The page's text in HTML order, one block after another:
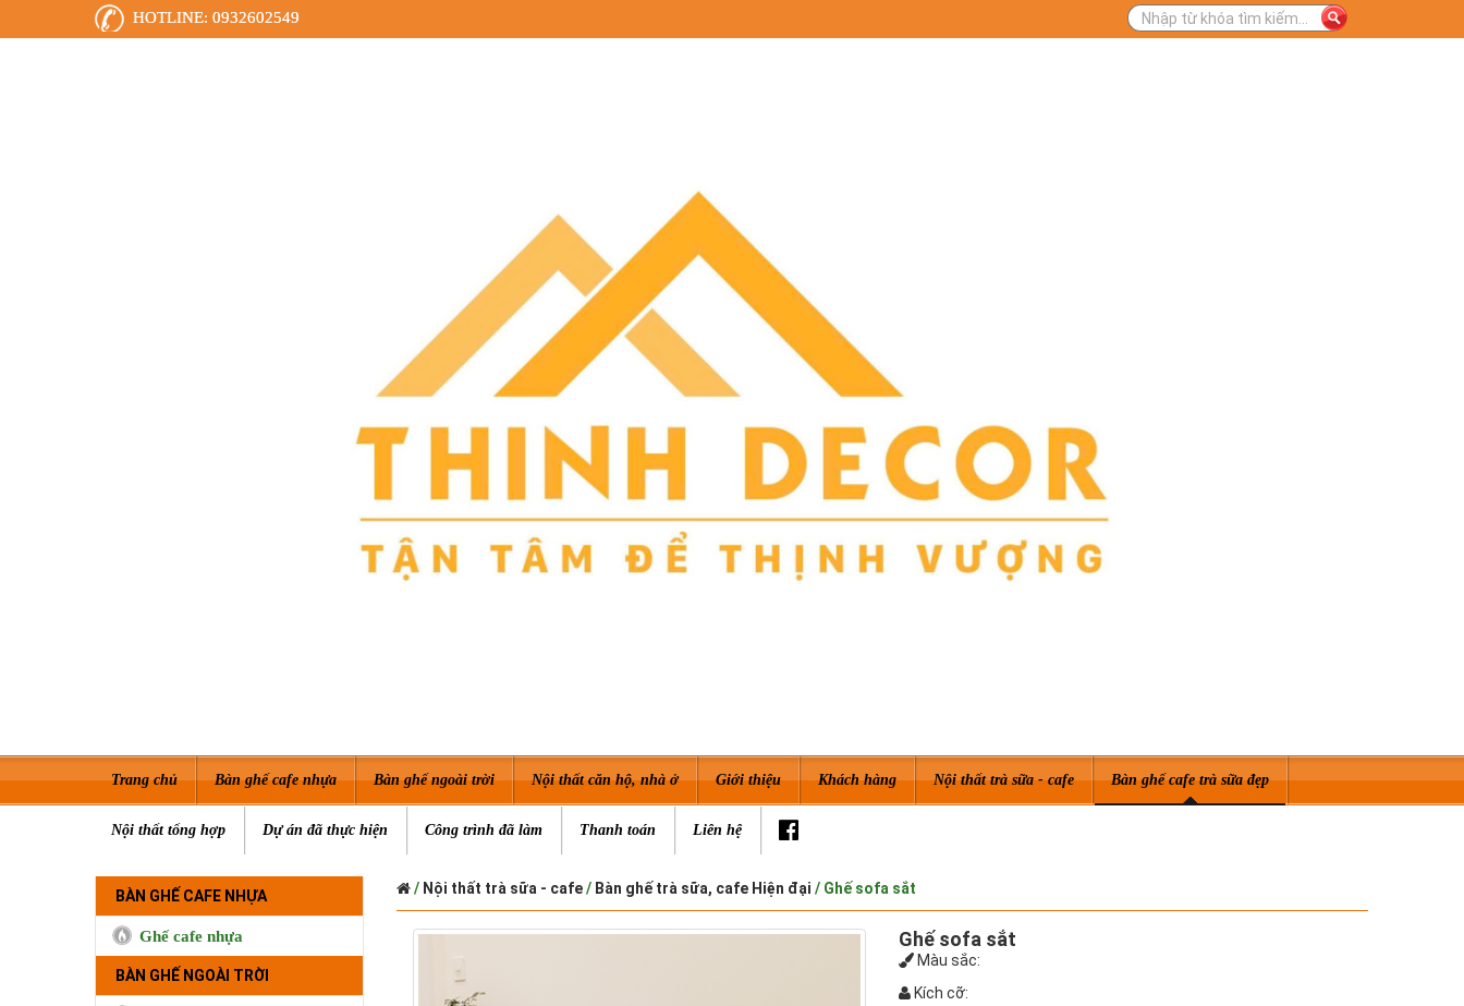
HOTLINE: 0932602549 THỊNH DECOR - TẬN TÂM ĐỂ THỊNH VƯỢNG
Trang chủ Bàn ghế cafe nhựa Bàn ghế ngoài trời Nội thất căn hộ, nhà ở Giới thiệu Khách hàng Nội thất trà sữa - cafe Bàn ghế cafe trà sữa đẹp
Nội thất tổng hợp Dự án đã thực hiện Công trình đã làm Thanh toán Liên hệ
BÀN GHẾ CAFE NHỰA
Ghế cafe nhựa
BÀN GHẾ NGOÀI TRỜI
/ Nội thất trà sữa - cafe/ Bàn ghế trà sữa, cafe Hiện đại / Ghế sofa sắt
Ghế sofa sắt
Màu sắc:
Kích cỡ: